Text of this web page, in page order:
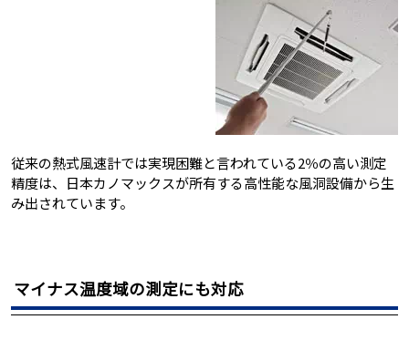
従来の熱式風速計では実現困難と言われている2％の高い測定
精度は、日本カノマックスが所有する高性能な風洞設備から生
み出されています。
マイナス温度域の測定にも対応